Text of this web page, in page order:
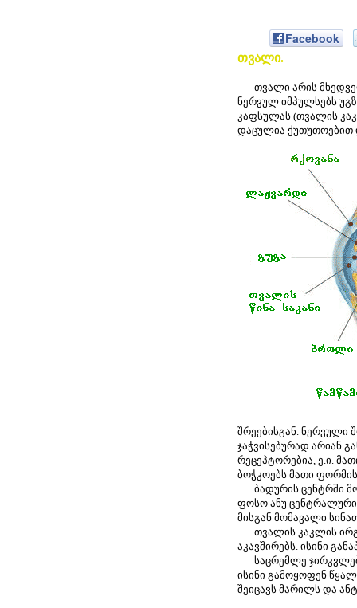
Facebook
თვალი.
თვალი არის
ნერვულ იმპულსებს
კაფსულას (თვალის
დაცულია ქუთუთოებით
შრეებისგან. ნერვული
ჯაჭვისებურად არიან
რეცეპტორებია, ე.ი.
ბოჭკოებს მათი
ბადურის ცენტრში
ფოსო ანუ ცენტრალური
მისგან მომავალი
თვალის კაკლის
აკავშირებს. ისინი
საცრემლე
ისინი გამოყოფენ
შეიცავს მარილს და